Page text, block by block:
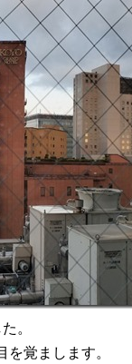
。
覚まします。